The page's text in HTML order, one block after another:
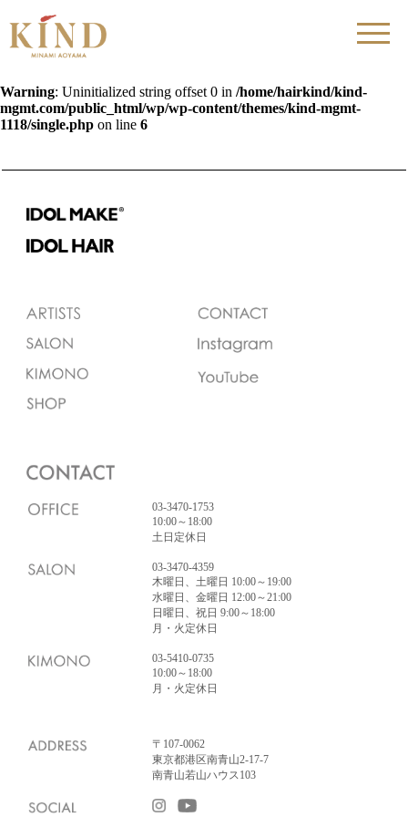
Warning: Uninitialized string offset 0 in /home/hairkind/kind-
mgmt.com/public_html/wp/wp-content/themes/kind-mgmt-
1118/single.php on line 6
03-3470-1753
10:00～18:00
土日定休日
03-3470-4359
木曜日、土曜日 10:00～19:00
水曜日、金曜日 12:00～21:00
日曜日、祝日 9:00～18:00
月・火定休日
03-5410-0735
10:00～18:00
月・火定休日
〒107-0062
東京都港区南青山2-17-7
南青山若山ハウス103